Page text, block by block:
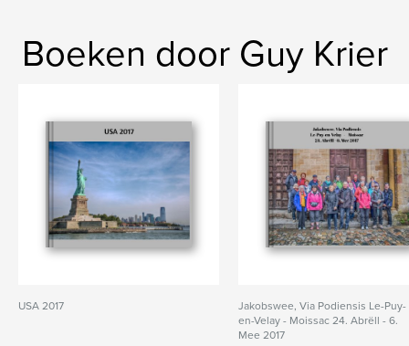
Boeken door Guy Krier
USA 2017
Jakobswee, Via Podiensis Le-Puy-
en-Velay - Moissac 24. Abrëll - 6.
Mee 2017